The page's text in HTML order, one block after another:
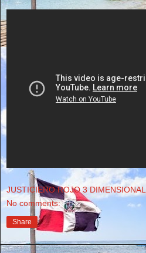
JUSTICIERO ROJO 3 DIMENSIONAL
No comments:
Share